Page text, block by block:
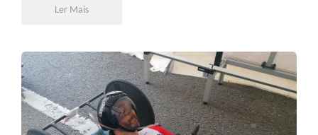
no contrarrelógio para se resguardar para a prova de fundo
Ler Mais